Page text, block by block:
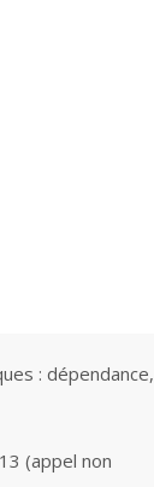
: dépendance,
(appel non